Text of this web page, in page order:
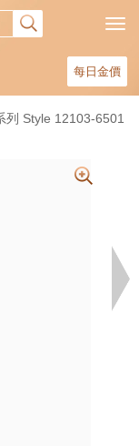
每日金價
列 Style 12103-6501